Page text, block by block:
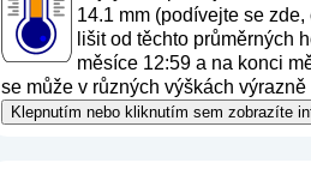
14.1 mm (podívejte se zde,
lišit od těchto průměrných
měsíce 12:59 a na konci
se může v různých výškách
Klepnutím nebo kliknutím sem zobrazíte